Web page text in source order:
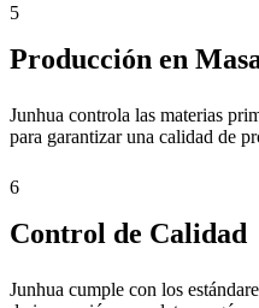
5
Producción en
Junhua controla las materias
para garantizar una calidad de
6
Control de Calidad
Junhua cumple con los